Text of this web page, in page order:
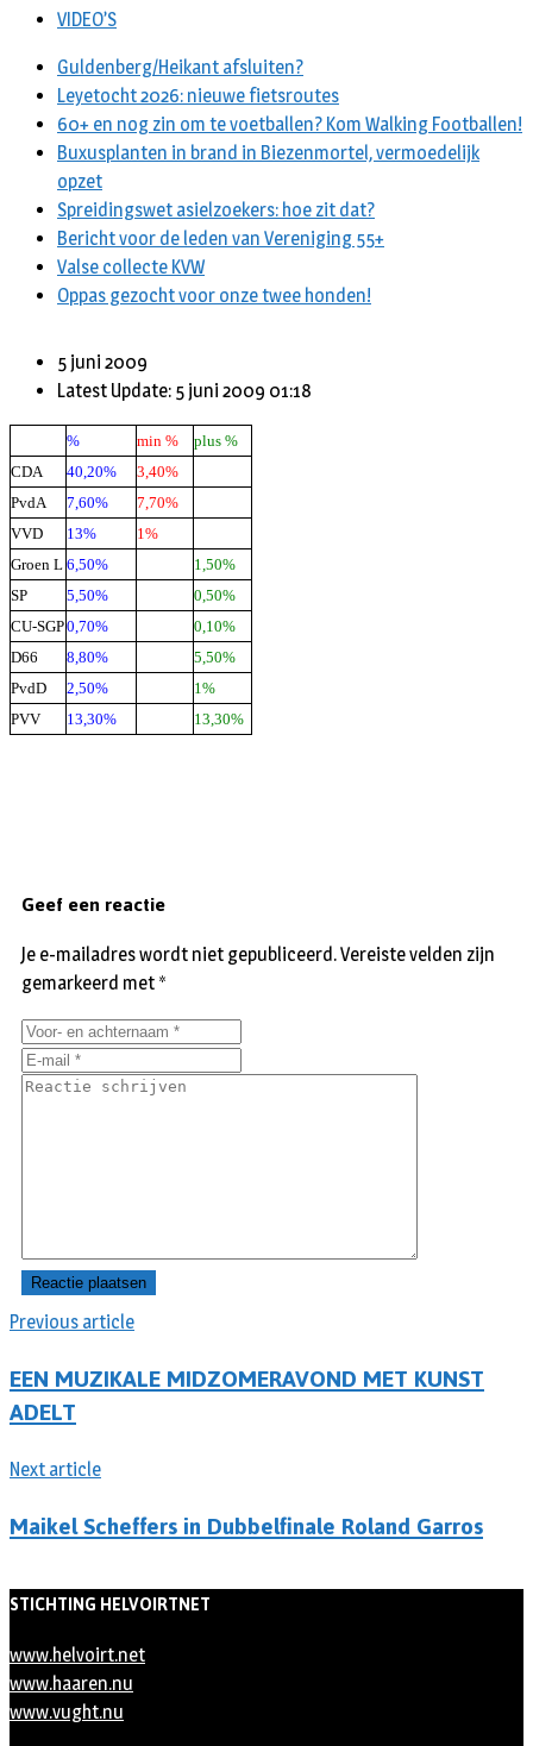
VIDEO’S
Guldenberg/Heikant afsluiten?
Leyetocht 2026: nieuwe fietsroutes
60+ en nog zin om te voetballen? Kom Walking Footballen!
Buxusplanten in brand in Biezenmortel, vermoedelijk
opzet
Spreidingswet asielzoekers: hoe zit dat?
Bericht voor de leden van Vereniging 55+
Valse collecte KVW
Oppas gezocht voor onze twee honden!
5 juni 2009
Latest Update: 5 juni 2009 01:18
% min %
plus %
CDA
40,20%
3,40%
PvdA
7,60%
7,70%
VVD
13%
1%
Groen L 6,50%
1,50%
SP
5,50%
0,50%
CU-SGP0,70%
0,10%
D66
8,80%
5,50%
PvdD
2,50%
1%
PVV
13,30% 13,30%
Previous article
EEN MUZIKALE MIDZOMERAVOND MET KUNST
ADELT
Next article
Maikel Scheffers in Dubbelfinale Roland Garros
Geef een reactie
Je e-mailadres wordt niet gepubliceerd.Vereiste velden zijn
gemarkeerd met *
STICHTING HELVOIRTNET
www.helvoirt.net
www.haaren.nu
www.vught.nu